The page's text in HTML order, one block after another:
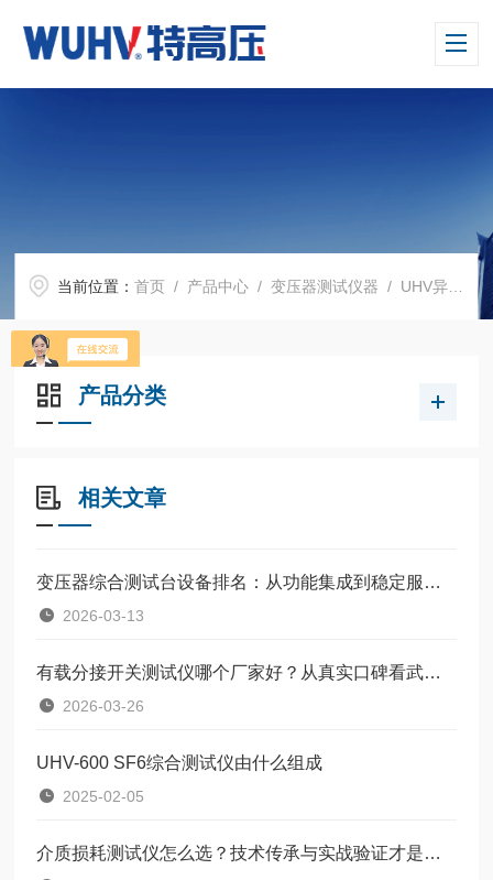
当前位置：首页 / 产品中心 /变压器测试仪器 / UHV异频介质损耗测试仪
产品分类
相关文章
变压器综合测试台设备排名：从功能集成到稳定服务的关键考量
2026-03-13
有载分接开关测试仪哪个厂家好？从真实口碑看武汉特高压的选择之道
2026-03-26
UHV-600 SF6综合测试仪由什么组成
2025-02-05
介质损耗测试仪怎么选？技术传承与实战验证才是关键